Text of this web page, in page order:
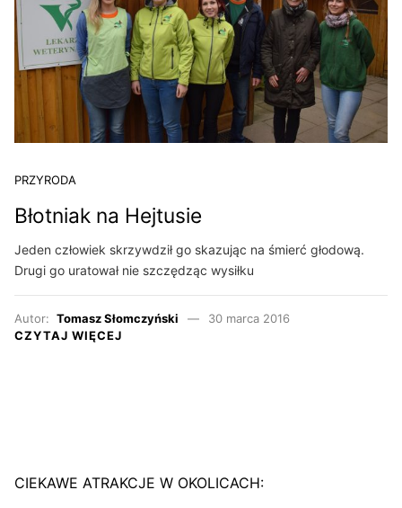
PRZYRODA
Błotniak na Hejtusie
Jeden człowiek skrzywdził go skazując na śmierć głodową.
Drugi go uratował nie szczędząc wysiłku
Autor: Tomasz Słomczyński
30 marca 2016
CZYTAJ WIĘCEJ
CIEKAWE ATRAKCJE W OKOLICACH: